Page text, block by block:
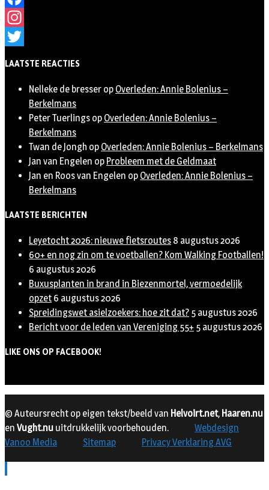
Facebook
Instagram
LAATSTE REACTIES
Nelleke de bresser op Overleden: Annie Bolenius –
Berkelmans
Peter Tuerlings op Overleden: Annie Bolenius –
Berkelmans
Twan de Jongh op Overleden: Annie Bolenius – Berkelmans
Jan van Engelen op Probleem met de Geldmaat
Jan en Roos van Engelen op Overleden: Annie Bolenius –
Berkelmans
LAATSTE BERICHTEN
Leyetocht 2026: nieuwe fietsroutes 8 augustus 2026
60+ en nog zin om te voetballen? Kom Walking Footballen!
6 augustus 2026
Buxusplanten in brand in Biezenmortel, vermoedelijk
opzet 6 augustus 2026
Spreidingswet asielzoekers: hoe zit dat? 5 augustus 2026
Bericht voor de leden van Vereniging 55+ 5 augustus 2026
LIKE ONS OP FACEBOOK!
© Auteursrecht op eigen tekst/beeld van Helvoirt.net, Haaren.nu
en Vught.nu uitdrukkelijk voorbehouden.
Webdesign
Vanoo Media
Sitemap Privacy Verklaring AVG